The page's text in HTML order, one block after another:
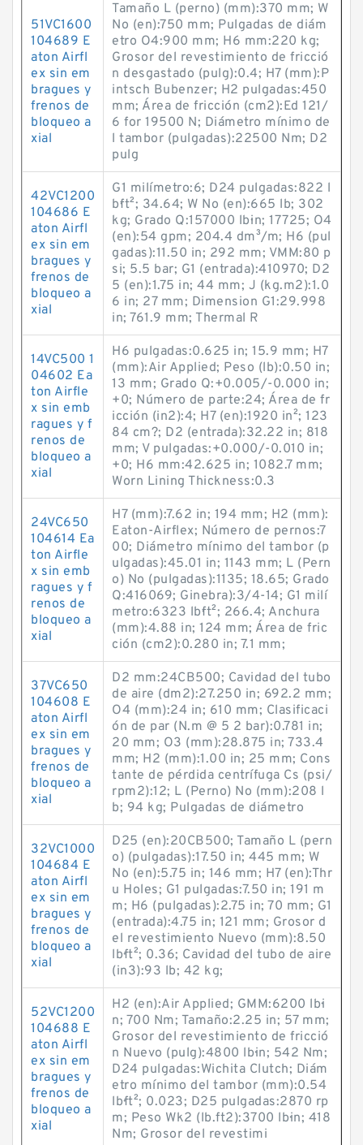
51VC1600
104689 E
aton Airfl
ex sin em
bragues y
frenos de
bloqueo a
xial
Tamaño L (perno) (mm):370 mm; W
No (en):750 mm; Pulgadas de diám
etro O4:900 mm; H6 mm:220 kg;
Grosor del revestimiento de fricció
n desgastado (pulg):0.4; H7 (mm):P
intsch Bubenzer; H2 pulgadas:450
mm; Área de fricción (cm2):Ed 121/
6 for 19500 N; Diámetro mínimo de
l tambor (pulgadas):22500 Nm; D2
pulg
42VC1200
104686 E
aton Airfl
ex sin em
bragues y
frenos de
bloqueo a
xial
G1 milímetro:6; D24 pulgadas:822 l
b·ft²; 34.64; W No (en):665 lb; 302
kg; Grado Q:157000 lb·in; 17725; O4
(en):54 gpm; 204.4 dm³/m; H6 (pul
gadas):11.50 in; 292 mm; VMM:80 p
si; 5.5 bar; G1 (entrada):410970; D2
5 (en):1.75 in; 44 mm; J (kg.m2):1.0
6 in; 27 mm; Dimension G1:29.998
in; 761.9 mm; Thermal R
14VC500 1
04602 Ea
ton Airfle
x sin emb
ragues y f
renos de
bloqueo a
xial
H6 pulgadas:0.625 in; 15.9 mm; H7
(mm):Air Applied; Peso (lb):0.50 in;
13 mm; Grado Q:+0.005/-0.000 in;
+0; Número de parte:24; Área de fr
icción (in2):4; H7 (en):1920 in²; 123
84 cm?; D2 (entrada):32.22 in; 818
mm; V pulgadas:+0.000/-0.010 in;
+0; H6 mm:42.625 in; 1082.7 mm;
Worn Lining Thickness:0.3
24VC650
104614 Ea
ton Airfle
x sin emb
ragues y f
renos de
bloqueo a
xial
H7 (mm):7.62 in; 194 mm; H2 (mm):
Eaton-Airflex; Número de pernos:7
00; Diámetro mínimo del tambor (p
ulgadas):45.01 in; 1143 mm; L (Pern
o) No (pulgadas):1135; 18.65; Grado
Q:416069; Ginebra):3/4-14; G1 milí
metro:6323 lb·ft²; 266.4; Anchura
(mm):4.88 in; 124 mm; Área de fric
ción (cm2):0.280 in; 7.1 mm;
37VC650
104608 E
aton Airfl
ex sin em
bragues y
frenos de
bloqueo a
xial
D2 mm:24CB500; Cavidad del tubo
de aire (dm2):27.250 in; 692.2 mm;
O4 (mm):24 in; 610 mm; Clasificaci
ón de par (N.m @ 5 2 bar):0.781 in;
20 mm; O3 (mm):28.875 in; 733.4
mm; H2 (mm):1.00 in; 25 mm; Cons
tante de pérdida centrífuga Cs (psi/
rpm2):12; L (Perno) No (mm):208 l
b; 94 kg; Pulgadas de diámetro
32VC1000
104684 E
aton Airfl
ex sin em
bragues y
frenos de
bloqueo a
xial
D25 (en):20CB500; Tamaño L (pern
o) (pulgadas):17.50 in; 445 mm; W
No (en):5.75 in; 146 mm; H7 (en):Thr
u Holes; G1 pulgadas:7.50 in; 191 m
m; H6 (pulgadas):2.75 in; 70 mm; G1
(entrada):4.75 in; 121 mm; Grosor d
el revestimiento Nuevo (mm):8.50
lb·ft²; 0.36; Cavidad del tubo de aire
(in3):93 lb; 42 kg;
52VC1200
104688 E
aton Airfl
ex sin em
bragues y
frenos de
bloqueo a
xial
H2 (en):Air Applied; GMM:6200 lb·i
n; 700 Nm; Tamaño:2.25 in; 57 mm;
Grosor del revestimiento de fricció
n Nuevo (pulg):4800 lb·in; 542 Nm;
D24 pulgadas:Wichita Clutch; Diám
etro mínimo del tambor (mm):0.54
lb·ft²; 0.023; D25 pulgadas:2870 rp
m; Peso Wk2 (lb.ft2):3700 lb·in; 418
Nm; Grosor del revestimi